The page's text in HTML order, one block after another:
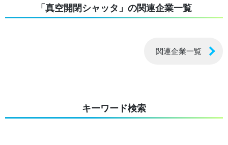
「真空開閉シャッタ」の関連企業一覧
関連企業一覧
キーワード検索